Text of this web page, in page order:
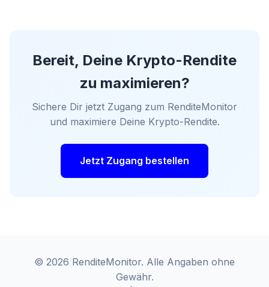
Bereit, Deine Krypto-Rendite
zu maximieren?
Sichere Dir jetzt Zugang zum RenditeMonitor
und maximiere Deine Krypto-Rendite.
Jetzt Zugang bestellen
© 2026 RenditeMonitor. Alle Angaben ohne
Gewähr.